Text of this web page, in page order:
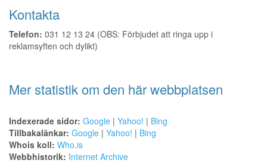
Kontakta
Telefon: 031 12 13 24 (OBS: Förbjudet att ringa upp i
reklamsyften och dylikt)
Mer statistik om den här webbplatsen
Indexerade sidor: Google | Yahoo! | Bing
Tillbakalänkar: Google | Yahoo! | Bing
Whois koll: Who.is
Webbhistorik: Internet Archive